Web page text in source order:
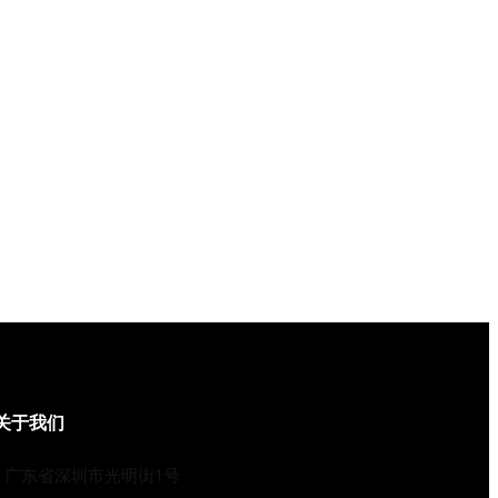
于我们
广东省深圳市光明街1号